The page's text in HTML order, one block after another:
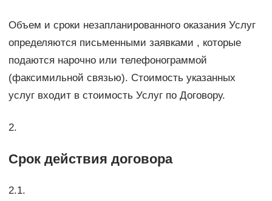
Объем и сроки незапланированного оказания Услуг
определяются письменными заявками , которые
подаются нарочно или телефонограммой
(факсимильной связью). Стоимость указанных
услуг входит в стоимость Услуг по Договору.
2.
Срок действия договора
2.1.